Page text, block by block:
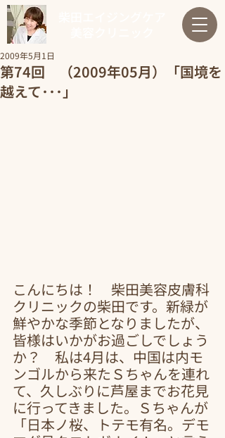
第74回 （2009年05月）「国境を
越えて･･･」
2009年5月1日
こんにちは！　柴田美容皮膚科
クリニックの柴田です。新緑が
鮮やかな季節となりましたが、
皆様はいかがお過ごしでしょう
か？　私は4月は、中国は内モ
ンゴルから来たＳちゃんを連れ
て、久しぶりに芦屋までお花見
に行ってきました。Ｓちゃんが
「日本ノ桜、トテモ有名。デモ